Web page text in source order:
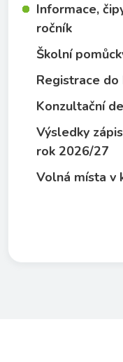
Informace,
ročník
Školní
Registrace
Konzultační
Výsledky
rok 2026/27
Volná místa v